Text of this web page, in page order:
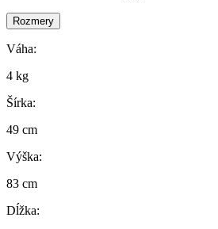
Rozmery
Váha:
4 kg
Šírka:
49 cm
Výška:
83 cm
Dĺžka: